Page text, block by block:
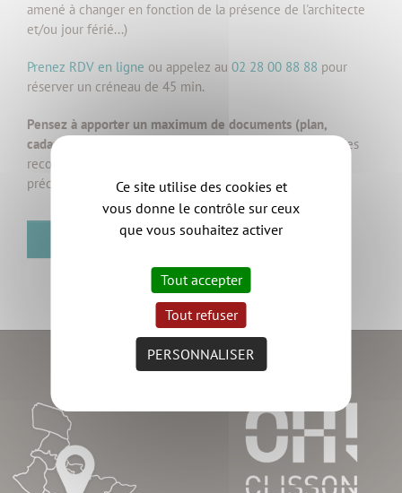
amené à changer en fonction de la présence de l'architecte
et/ou jour férié...)
Prenez RDV en ligne ou appelez au 02 28 00 88 88 pour
réserver un créneau de 45 min.
Pensez à apporter un maximum de documents (plan,
cadastre, Plan Local d’Urbanisme, photos, croquis, etc.)
, les
recommandations de l’architecte n’en seront que plus
précises.
RETOUR
Ce site utilise des cookies et
vous donne le contrôle sur ceux
que vous souhaitez activer
Tout accepter
Tout refuser
PERSONNALISER